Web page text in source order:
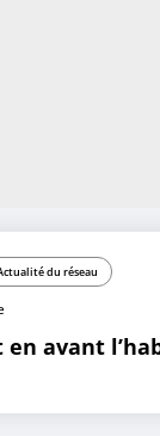
du réseau
en avant